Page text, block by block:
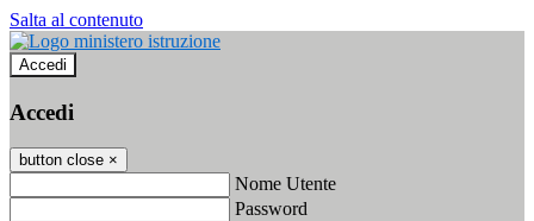
Salta al contenuto
Accedi
Accedi
button close ×
Nome Utente
Password